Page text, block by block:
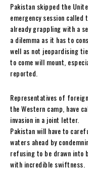
Pakistan skipped the
emergency session
already grappling with a
a dilemma as it has to
well as not jeopardising
to come will mount,
reported.
Representatives of
the Western camp, have
invasion in a joint letter.
Pakistan will have to
waters ahead by
refusing to be drawn into
with incredible swiftness.